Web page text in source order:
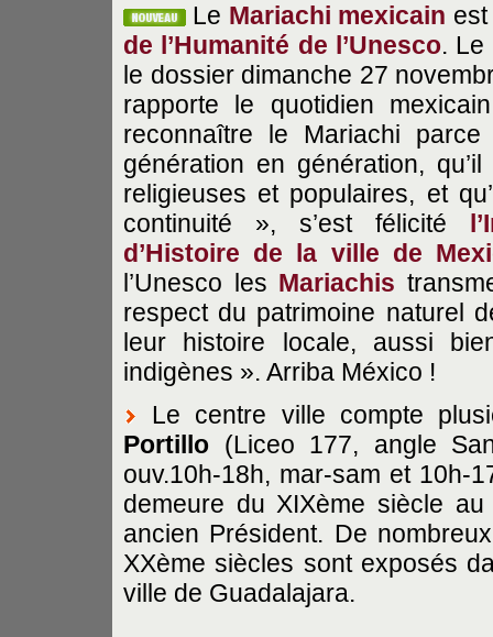
Le Mariachi mexicain
de l’Humanité de l’Unesco. Le
le dossier dimanche 27
rapporte le quotidien
reconnaître le Mariachi
génération en génération,
religieuses et populaires, et
continuité », s’est félicité
d’Histoire de la ville de
l’Unesco les Mariachis
respect du patrimoine naturel
leur histoire locale, aussi
indigènes ». Arriba México !
Le centre ville compte
Portillo (Liceo 177, angle
ouv.10h-18h, mar-sam et 10h-
demeure du XIXème siècle
ancien Président. De
XXème siècles sont exposés
ville de Guadalajara.